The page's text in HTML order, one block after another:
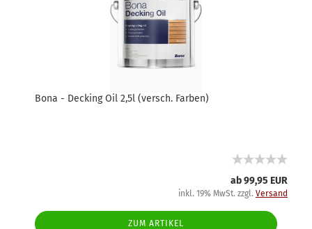
Bona - Decking Oil 2,5l (versch. Farben)
ab 99,95 EUR
inkl. 19% MwSt. zzgl. Versand
ZUM ARTIKEL